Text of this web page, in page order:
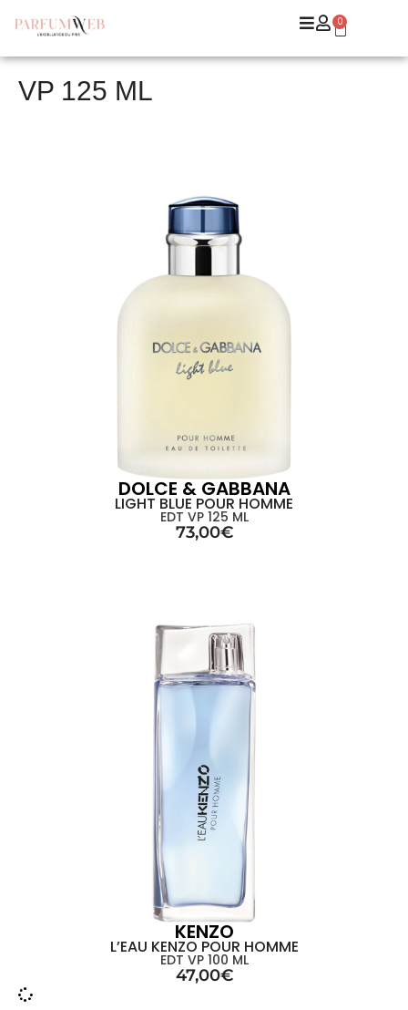
0
VP 125 ML
DOLCE & GABBANA
LIGHT BLUE POUR HOMME
EDT VP 125 ML
73,00€
KENZO
L’EAU KENZO POUR HOMME
EDT VP 100 ML
47,00€